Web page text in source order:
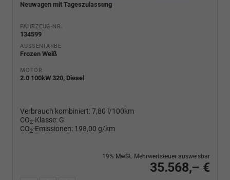
Neuwagen mit Tageszulassung
FAHRZEUG-NR.
134599
AUSSENFARBE
Frozen Weiß
MOTOR
2.0 100kW 320, Diesel
Verbrauch kombiniert:7,80 l/100km
CO2-Klasse: G
CO2-Emissionen: 198,00 g/km
35.568,– €
19% MwSt. Mehrwertsteuer ausweisbar